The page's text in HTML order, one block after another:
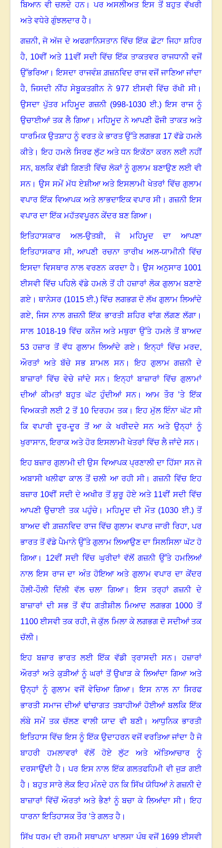
ਬਿਆਨ ਵੀ ਚਲਦੇ ਹਨ। ਪਰ ਅਸਲੀਅਤ ਇਸ ਤੋਂ ਬਹੁਤ ਵੱਖਰੀ
ਅਤੇ ਵਧੇਰੇ ਗੁੰਝਲਦਾਰ ਹੈ।
ਗਜ਼ਨੀ,ਜੋ ਅੱਜ ਦੇ ਅਫਗਾਨਿਸਤਾਨ ਵਿੱਚ ਇੱਕ ਛੋਟਾ ਜਿਹਾ ਸ਼ਹਿਰ
ਹੈ, 10ਵੀਂ ਅਤੇ 11ਵੀਂ ਸਦੀ ਵਿੱਚ ਇੱਕ ਤਾਕਤਵਰ ਰਾਜਧਾਨੀ ਵਜੋਂ
ਉੱਭਰਿਆ। ਇਸਦਾ ਰਾਜਵੰਸ਼ ਗ਼ਜ਼ਨਵਿਦ ਰਾਜ ਵਜੋਂ ਜਾਣਿਆ ਜਾਂਦਾ
ਹੈ, ਜਿਸਦੀ ਨੀਂਹ ਸੇਬੂਕਤਗੀਨ ਨੇ 977 ਈਸਵੀ ਵਿੱਚ ਰੱਖੀ ਸੀ।
ਉਸਦਾ ਪੁੱਤਰ ਮਹਿਮੂਦ ਗਜ਼ਨੀ (998-1030 ਈ.) ਇਸ ਰਾਜ ਨੂੰ
ਉਚਾਈਆਂ ਤਕ ਲੈ ਗਿਆ। ਮਹਿਮੂਦ ਨੇ ਆਪਣੀ ਫੌਜੀ ਤਾਕਤ ਅਤੇ
ਧਾਰਮਿਕ ਉਤਸ਼ਾਹ ਨੂੰ ਵਰਤ ਕੇ ਭਾਰਤ ਉੱਤੇ ਲਗਭਗ 17 ਵੱਡੇ ਹਮਲੇ
ਕੀਤੇ। ਇਹ ਹਮਲੇ ਸਿਰਫ ਲੁੱਟ ਅਤੇ ਧਨ ਇਕੱਠਾ ਕਰਨ ਲਈ ਨਹੀਂ
ਸਨ,ਬਲਕਿ ਵੱਡੀ ਗਿਣਤੀ ਵਿੱਚ ਲੋਕਾਂ ਨੂੰ ਗੁਲਾਮ ਬਣਾਉਣ ਲਈ ਵੀ
ਸਨ। ਉਸ ਸਮੇਂ ਮੱਧ ਏਸ਼ੀਆ ਅਤੇ ਇਸਲਾਮੀ ਖੇਤਰਾਂ ਵਿੱਚ ਗੁਲਾਮ
ਵਪਾਰ ਇੱਕ ਵਿਆਪਕ ਅਤੇ ਲਾਭਦਾਇਕ ਵਪਾਰ ਸੀ। ਗਜ਼ਨੀ ਇਸ
ਵਪਾਰ ਦਾ ਇੱਕ ਮਹੱਤਵਪੂਰਨ ਕੇਂਦਰ ਬਣ ਗਿਆ।
ਇਤਿਹਾਸਕਾਰ ਅਲ-ਉਤਬੀ,ਜੋ ਮਹਿਮੂਦ ਦਾ ਆਪਣਾ
ਇਤਿਹਾਸਕਾਰ ਸੀ,ਆਪਣੀ ਰਚਨਾ ਤਾਰੀਖ ਅਲ-ਯਾਮੀਨੀ ਵਿੱਚ
ਇਸਦਾ ਵਿਸਥਾਰ ਨਾਲ ਵਰਣਨ ਕਰਦਾ ਹੈ। ਉਸ ਅਨੁਸਾਰ 1001
ਈਸਵੀ ਵਿੱਚ ਪਹਿਲੇ ਵੱਡੇ ਹਮਲੇ ਤੋਂ ਹੀ ਹਜ਼ਾਰਾਂ ਲੋਕ ਗੁਲਾਮ ਬਣਾਏ
ਗਏ। ਥਾਨੇਸਰ (1015 ਈ.) ਵਿੱਚ ਲਗਭਗ ਦੋ ਲੱਖ ਗੁਲਾਮ ਲਿਆਂਦੇ
ਗਏ,ਜਿਸ ਨਾਲ ਗਜ਼ਨੀ ਇੱਕ ਭਾਰਤੀ ਸ਼ਹਿਰ ਵਾਂਗ ਲੱਗਣ ਲੱਗਾ।
ਸਾਲ 1018-19 ਵਿੱਚ ਕਨੌਜ ਅਤੇ ਮਥੁਰਾ ਉੱਤੇ ਹਮਲੇ ਤੋਂ ਬਾਅਦ
53 ਹਜ਼ਾਰ ਤੋਂ ਵੱਧ ਗੁਲਾਮ ਲਿਆਂਦੇ ਗਏ। ਇਨ੍ਹਾਂ ਵਿੱਚ ਮਰਦ,
ਔਰਤਾਂ ਅਤੇ ਬੱਚੇ ਸਭ ਸ਼ਾਮਲ ਸਨ। ਇਹ ਗੁਲਾਮ ਗਜ਼ਨੀ ਦੇ
ਬਾਜ਼ਾਰਾਂ ਵਿੱਚ ਵੇਚੇ ਜਾਂਦੇ ਸਨ। ਇਨ੍ਹਾਂ ਬਾਜ਼ਾਰਾਂ ਵਿੱਚ ਗੁਲਾਮਾਂ
ਦੀਆਂ ਕੀਮਤਾਂ ਬਹੁਤ ਘੱਟ ਹੁੰਦੀਆਂ ਸਨ। ਆਮ ਤੌਰ ’ਤੇ ਇੱਕ
ਵਿਅਕਤੀ ਲਈ 2 ਤੋਂ 10 ਦਿਰਹਮ ਤਕ। ਇਹ ਮੁੱਲ ਇੰਨਾ ਘੱਟ ਸੀ
ਕਿ ਵਪਾਰੀ ਦੂਰ-ਦੂਰ ਤੋਂ ਆ ਕੇ ਖਰੀਦਦੇ ਸਨ ਅਤੇ ਉਨ੍ਹਾਂ ਨੂੰ
ਖੁਰਾਸਾਨ,ਇਰਾਕ ਅਤੇ ਹੋਰ ਇਸਲਾਮੀ ਖੇਤਰਾਂ ਵਿੱਚ ਲੈ ਜਾਂਦੇ ਸਨ।
ਇਹ ਬਜ਼ਾਰ ਗੁਲਾਮੀ ਦੀ ਉਸ ਵਿਆਪਕ ਪ੍ਰਣਾਲੀ ਦਾ ਹਿੱਸਾ ਸਨ ਜੋ
ਅਬਾਸੀ ਖਲੀਫਾ ਕਾਲ ਤੋਂ ਚਲੀ ਆ ਰਹੀ ਸੀ। ਗਜ਼ਨੀ ਵਿੱਚ ਇਹ
ਬਜ਼ਾਰ 10ਵੀਂ ਸਦੀ ਦੇ ਅਖੀਰ ਤੋਂ ਸ਼ੁਰੂ ਹੋਏ ਅਤੇ 11ਵੀਂ ਸਦੀ ਵਿੱਚ
ਆਪਣੀ ਉਚਾਈ ਤਕ ਪਹੁੰਚੇ। ਮਹਿਮੂਦ ਦੀ ਮੌਤ (1030 ਈ.) ਤੋਂ
ਬਾਅਦ ਵੀ ਗ਼ਜ਼ਨਵਿਦ ਰਾਜ ਵਿੱਚ ਗੁਲਾਮ ਵਪਾਰ ਜਾਰੀ ਰਿਹਾ,ਪਰ
ਭਾਰਤ ਤੋਂ ਵੱਡੇ ਪੈਮਾਨੇ ਉੱਤੇ ਗੁਲਾਮ ਲਿਆਉਣ ਦਾ ਸਿਲਸਿਲਾ ਘੱਟ ਹੋ
ਗਿਆ। 12ਵੀਂ ਸਦੀ ਵਿੱਚ ਘੁਰੀਦਾਂ ਵੱਲੋਂ ਗਜ਼ਨੀ ਉੱਤੇ ਹਮਲਿਆਂ
ਨਾਲ ਇਸ ਰਾਜ ਦਾ ਅੰਤ ਹੋਇਆ ਅਤੇ ਗੁਲਾਮ ਵਪਾਰ ਦਾ ਕੇਂਦਰ
ਹੌਲੀ-ਹੌਲੀ ਦਿੱਲੀ ਵੱਲ ਚਲਾ ਗਿਆ। ਇਸ ਤਰ੍ਹਾਂ ਗਜ਼ਨੀ ਦੇ
ਬਾਜ਼ਾਰਾਂ ਦੀ ਸਭ ਤੋਂ ਵੱਧ ਗਤੀਸ਼ੀਲ ਮਿਆਦ ਲਗਭਗ 1000 ਤੋਂ
1100 ਈਸਵੀ ਤਕ ਰਹੀ,ਜੋ ਕੁੱਲ ਮਿਲਾ ਕੇ ਲਗਭਗ ਦੋ ਸਦੀਆਂ ਤਕ
ਚੱਲੀ।
ਇਹ ਬਜ਼ਾਰ ਭਾਰਤ ਲਈ ਇੱਕ ਵੱਡੀ ਤ੍ਰਾਸਦੀ ਸਨ। ਹਜ਼ਾਰਾਂ
ਔਰਤਾਂ ਅਤੇ ਕੁੜੀਆਂ ਨੂੰ ਘਰਾਂ ਤੋਂ ਉਖਾੜ ਕੇ ਲਿਆਂਦਾ ਗਿਆ ਅਤੇ
ਉਨ੍ਹਾਂ ਨੂੰ ਗੁਲਾਮ ਵਜੋਂ ਵੇਚਿਆ ਗਿਆ। ਇਸ ਨਾਲ ਨਾ ਸਿਰਫ
ਭਾਰਤੀ ਸਮਾਜ ਦੀਆਂ ਢਾਂਚਾਗਤ ਤਬਾਹੀਆਂ ਹੋਈਆਂ ਬਲਕਿ ਇੱਕ
ਲੰਬੇ ਸਮੇਂ ਤਕ ਚੱਲਣ ਵਾਲੀ ਯਾਦ ਵੀ ਬਣੀ। ਆਧੁਨਿਕ ਭਾਰਤੀ
ਇਤਿਹਾਸ ਵਿੱਚ ਇਸ ਨੂੰ ਇੱਕ ਉਦਾਹਰਨ ਵਜੋਂ ਵਰਤਿਆ ਜਾਂਦਾ ਹੈ ਜੋ
ਬਾਹਰੀ ਹਮਲਾਵਰਾਂ ਵੱਲੋਂ ਹੋਏ ਲੁੱਟ ਅਤੇ ਅੱਤਿਆਚਾਰ ਨੂੰ
ਦਰਸਾਉਂਦੀ ਹੈ। ਪਰ ਇਸ ਨਾਲ ਇੱਕ ਗਲਤਫਹਿਮੀ ਵੀ ਜੁੜ ਗਈ
ਹੈ। ਬਹੁਤ ਸਾਰੇ ਲੋਕ ਇਹ ਮੰਨਦੇ ਹਨ ਕਿ ਸਿੱਖ ਯੋਧਿਆਂ ਨੇ ਗਜ਼ਨੀ ਦੇ
ਬਾਜ਼ਾਰਾਂ ਵਿੱਚੋਂ ਔਰਤਾਂ ਅਤੇ ਭੈਣਾਂ ਨੂੰ ਬਚਾ ਕੇ ਲਿਆਂਦਾ ਸੀ। ਇਹ
ਧਾਰਨਾ ਇਤਿਹਾਸਕ ਤੌਰ ’ਤੇ ਗਲਤ ਹੈ।
ਸਿੱਖ ਧਰਮ ਦੀ ਰਸਮੀ ਸਥਾਪਨਾ ਖਾਲਸਾ ਪੰਥ ਵਜੋਂ 1699 ਈਸਵੀ